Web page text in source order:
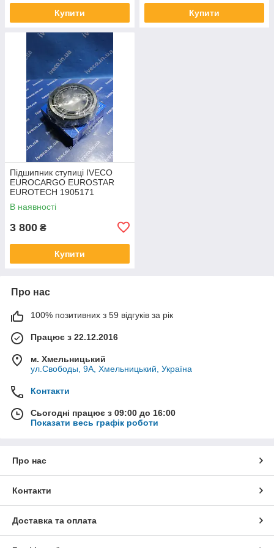
Купити Купити
Підшипник ступиці IVECO
EUROCARGO EUROSTAR
EUROTECH 1905171
1905172 VKHB 2211
В наявності
3 800 ₴
Купити
Про нас
100% позитивних з 59 відгуків за рік
Працює з 22.12.2016
м. Хмельницький
ул.Свободы, 9А, Хмельницький, Україна
Контакти
Сьогодні працює з 09:00 до 16:00
Показати весь графік роботи
Про нас
Контакти
Доставка та оплата